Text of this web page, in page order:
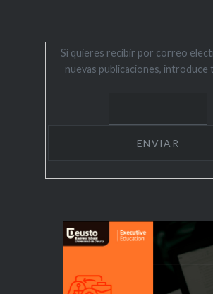
Si quieres recibir por correo
nuevas publicaciones, introduce